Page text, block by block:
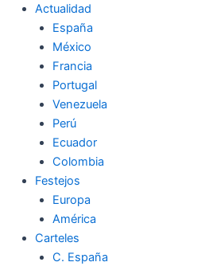
Actualidad
España
México
Francia
Portugal
Venezuela
Perú
Ecuador
Colombia
Festejos
Europa
América
Carteles
C. España